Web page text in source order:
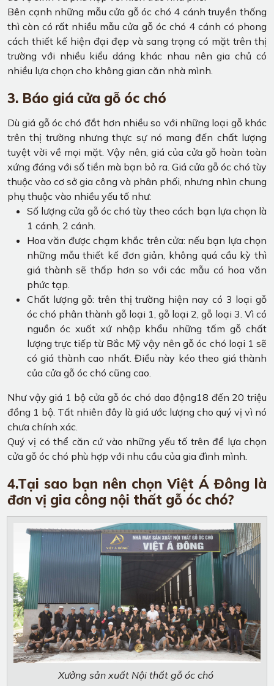
Bên cạnh những mẫu cửa gỗ óc chó 4 cánh truyền thống
thì còn có rất nhiều mẫu cửa gỗ óc chó 4 cánh có phong
cách thiết kế hiện đại đẹp và sang trọng có mặt trên thị
trường với nhiều kiểu dáng khác nhau nên gia chủ có
nhiều lựa chọn cho không gian căn nhà mình.
3. Báo giá cửa gỗ óc chó
Dù giá gỗ óc chó đắt hơn nhiều so với những loại gỗ khác
trên thị trường nhưng thực sự nó mang đến chất lượng
tuyệt vời về mọi mặt. Vậy nên, giá của cửa gỗ hoàn toàn
xứng đáng với số tiền mà bạn bỏ ra. Giá cửa gỗ óc chó tùy
thuộc vào cơ sở gia công và phân phối, nhưng nhìn chung
phụ thuộc vào nhiều yếu tố như:
Số lượng cửa gỗ óc chó tùy theo cách bạn lựa chọn là
1 cánh, 2 cánh.
Hoa văn được chạm khắc trên cửa: nếu bạn lựa chọn
những mẫu thiết kế đơn giản, không quá cầu kỳ thì
giá thành sẽ thấp hơn so với các mẫu có hoa văn
phức tạp.
Chất lượng gỗ: trên thị trường hiện nay có 3 loại gỗ
óc chó phân thành gỗ loại 1, gỗ loại 2, gỗ loại 3. Vì có
nguồn óc xuất xứ nhập khẩu những tấm gỗ chất
lượng trực tiếp từ Bắc Mỹ vậy nên gỗ óc chó loại 1 sẽ
có giá thành cao nhất. Điều này kéo theo giá thành
của cửa gỗ óc chó cũng cao.
Như vậy giá 1 bộ cửa gỗ óc chó dao động18 đến 20 triệu
đồng 1 bộ. Tất nhiên đây là giá ước lượng cho quý vị vì nó
chưa chính xác.
Quý vị có thể căn cứ vào những yếu tố trên để lựa chọn
cửa gỗ óc chó phù hợp với nhu cầu của gia đình mình.
4.Tại sao bạn nên chọn Việt Á Đông là
đơn vị gia công nội thất gỗ óc chó?
Xưởng sản xuất Nội thất gỗ óc chó